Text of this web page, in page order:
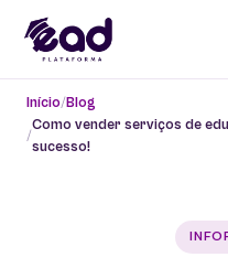
Início Blog
Como vender serviços de
sucesso!